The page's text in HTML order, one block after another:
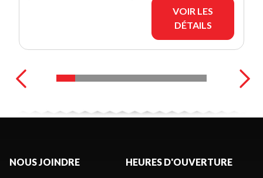
VOIR LES
DÉTAILS
NOUS JOINDRE HEURES D'OUVERTURE